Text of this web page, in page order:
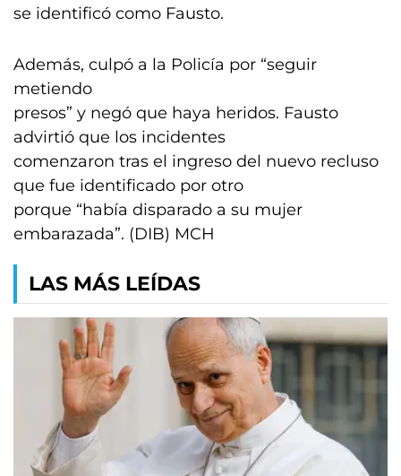
se identificó como Fausto.
Además, culpó a la Policía por “seguir
metiendo
presos” y negó que haya heridos. Fausto
advirtió que los incidentes
comenzaron tras el ingreso del nuevo recluso
que fue identificado por otro
porque “había disparado a su mujer
embarazada”. (DIB) MCH
LAS MÁS LEÍDAS